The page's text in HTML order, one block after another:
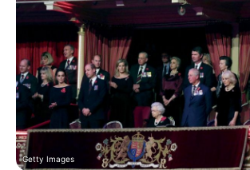
Getty Images